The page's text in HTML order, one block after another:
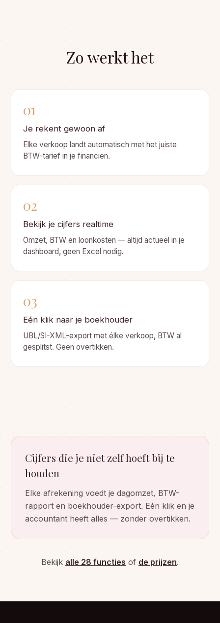
Zo werkt het
01
Je rekent gewoon af
Elke verkoop landt automatisch met het juiste
BTW-tarief in je financiën.
02
Bekijk je cijfers realtime
Omzet, BTW en loonkosten — altijd actueel in je
dashboard, geen Excel nodig.
03
Eén klik naar je boekhouder
UBL/SI-XML-export met élke verkoop, BTW al
gesplitst. Geen overtikken.
Cijfers die je niet zelf hoeft bij te
houden
Elke afrekening voedt je dagomzet, BTW-
rapport en boekhouder-export. Eén klik en je
accountant heeft alles — zonder overtikken.
Bekijk alle 28 functies of de prijzen.